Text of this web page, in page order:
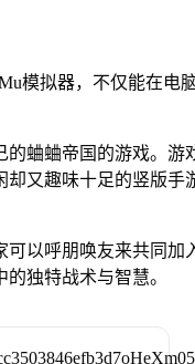
模拟器，不仅能在电
蛐蛐帝国的游戏。游
又趣味十足的竖版手
以呼朋唤友来共同加
独特战术与智慧。